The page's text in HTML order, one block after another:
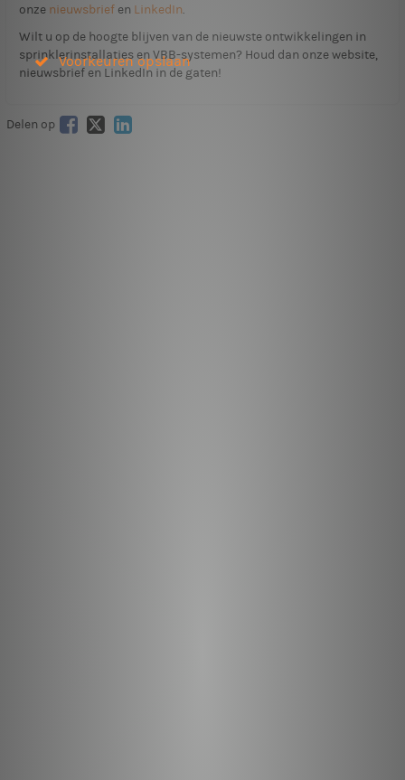
onze nieuwsbriefen LinkedIn.
Wilt u op de hoogte blijven van de nieuwste ontwikkelingen in
sprinklerinstallaties en VBB-systemen? Houd dan onze website,
nieuwsbrief en LinkedIn in de gaten!
Delen op
Voorkeuren opslaan